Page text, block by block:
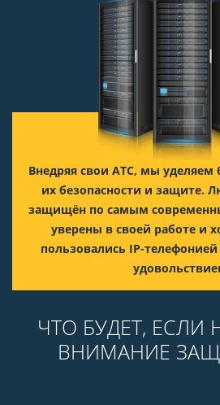
Внедряя свои АТС, мы
их безопасности и защите.
защищён по самым
уверены в своей работе и
пользовались IP-
ЧТО БУДЕТ, ЕСЛИ
ВНИМАНИЕ